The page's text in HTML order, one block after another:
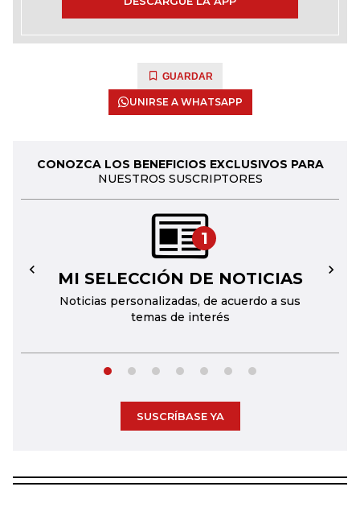
GUARDAR
UNIRSE A WHATSAPP
CONOZCA LOS BENEFICIOS EXCLUSIVOS PARA
NUESTROS SUSCRIPTORES
1
MI SELECCIÓN DE NOTICIAS
Noticias personalizadas, de acuerdo a sus
temas de interés
← →
SUSCRÍBASE YA